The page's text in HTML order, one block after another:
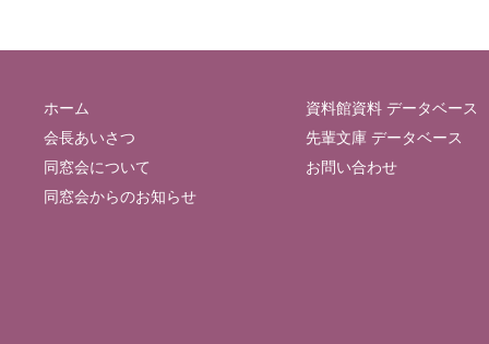
ホーム
会長あいさつ
同窓会について
同窓会からのお知らせ
資料館資料 データベース
先輩文庫 データベース
お問い合わせ